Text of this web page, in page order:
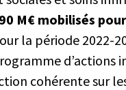
M€ mobilisés
la période 2022-
d’actions
cohérente sur